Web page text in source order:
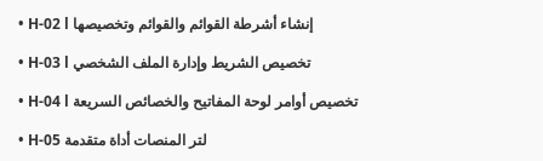
• H-02 l إنشاء أشرطة القوائم والقوائم وتخصيصها
• H-03 l تخصيص الشريط وإدارة الملف الشخصي
• H-04 l تخصيص أوامر لوحة المفاتيح والخصائص السريعة
• H-05 لتر المنصات أداة متقدمة